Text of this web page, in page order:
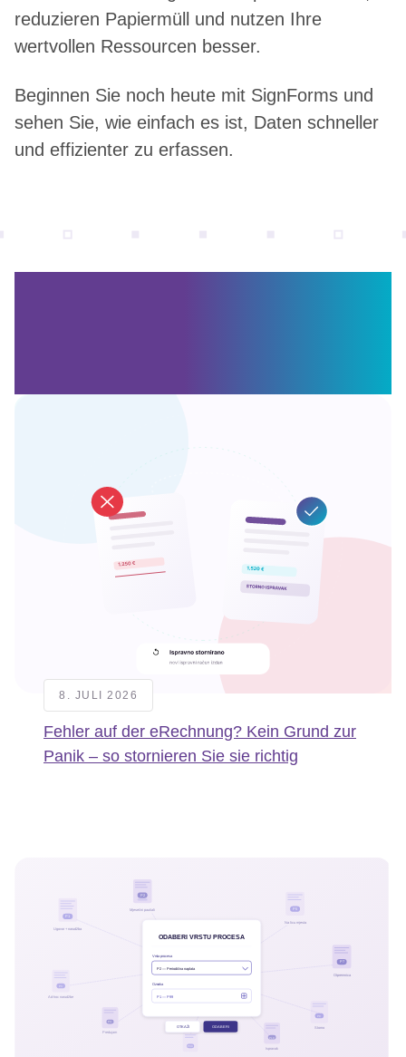
reduzieren Papiermüll und nutzen Ihre
wertvollen Ressourcen besser.
Beginnen Sie noch heute mit SignForms und
sehen Sie, wie einfach es ist, Daten schneller
und effizienter zu erfassen.
8. JULI 2026
Fehler auf der eRechnung? Kein Grund zur
Panik – so stornieren Sie sie richtig